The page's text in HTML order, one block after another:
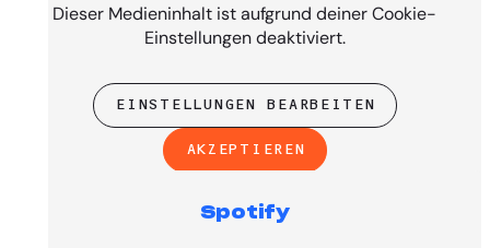
Dieser Medieninhalt ist aufgrund deiner Cookie-
Einstellungen deaktiviert.
EINSTELLUNGEN BEARBEITEN
AKZEPTIEREN
Spotify